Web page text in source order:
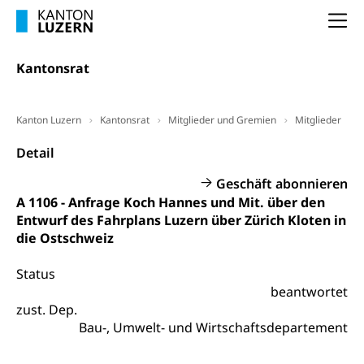
Kantonsrat
Kanton Luzern Kantonsrat Mitglieder und Gremien Mitglieder
Detail
Geschäft abonnieren
A 1106 - Anfrage Koch Hannes und Mit. über den
Entwurf des Fahrplans Luzern über Zürich Kloten in
die Ostschweiz
Status
beantwortet
zust. Dep.
Bau-, Umwelt- und Wirtschaftsdepartement
Dienststelle Steuern - Wissenswertes
AHV-Altersrente (WAS Luzern)
LUPK - Luzerner Pensionskasse
Bildung und Forschung
Wissenschaft, Forschung, Entwicklung, Projekte
Pilotprojekte Klima
Innovative Projekte Landwirtschaft und
Erwachsenenbildung und Weiterbildung
Umschulung, zweiter Bildungsweg,
Nachdiplomstudium, Zusatzlehre, Höhere
Berufsbildung, Berufsmatura nach Lehre,
Berufsberatung, Standortbestimmung,
Studienberatung, Beratung und Unterstützung,
Berufsabschluss für Erwachsene